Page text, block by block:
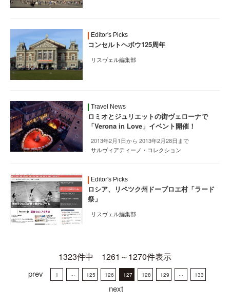
Editor's Picks
コンセルトヘボウ125周年
リスヴェル編集部
Travel News
ロミオとジュリエットの街ヴェローナで
「Verona in Love」イベント開催！
2013年2月1日から 2013年2月28日まで
サルヴィアティーノ・コレクション
Editor's Picks
ロシア、リペツク州ドーブロエ村「ラード
祭」
リスヴェル編集部
1323件中 1261～1270件表示
prev 1 ··· 125 126 127 128 129 ··· 133
next